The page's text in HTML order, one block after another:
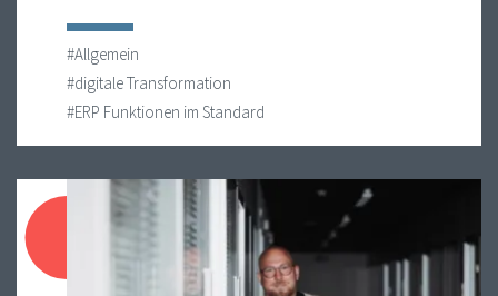
#Allgemein
#digitale Transformation
#ERP Funktionen im Standard